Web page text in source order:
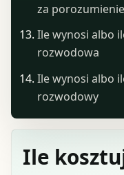
Ile
za
Ile wynosi albo
rozwodowa
Ile wynosi albo
rozwodowy